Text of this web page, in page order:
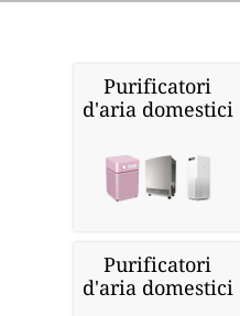
Purificatori
d'aria domestici
Purificatori
d'aria domestici